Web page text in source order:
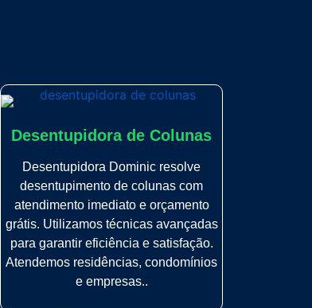
Desentupidora de Colunas
Desentupidora Dominic resolve
desentupimento de colunas com
atendimento imediato e orçamento
grátis. Utilizamos técnicas avançadas
para garantir eficiência e satisfação.
Atendemos residências, condomínios
e empresas..